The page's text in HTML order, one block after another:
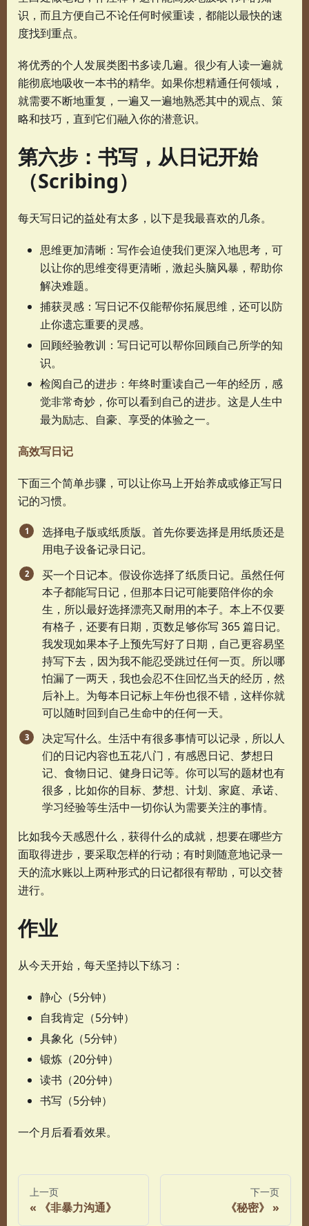
识，而且方便自己不论任何时候重读，都能以最快的速
度找到重点。
将优秀的个人发展类图书多读几遍。很少有人读一遍就
能彻底地吸收一本书的精华。如果你想精通任何领域，
就需要不断地重复，一遍又一遍地熟悉其中的观点、策
略和技巧，直到它们融入你的潜意识。
第六步：书写，从日记开始
（Scribing）
每天写日记的益处有太多，以下是我最喜欢的几条。
思维更加清晰：写作会迫使我们更深入地思考，可
以让你的思维变得更清晰，激起头脑风暴，帮助你
解决难题。
捕获灵感：写日记不仅能帮你拓展思维，还可以防
止你遗忘重要的灵感。
回顾经验教训：写日记可以帮你回顾自己所学的知
识。
检阅自己的进步：年终时重读自己一年的经历，感
觉非常奇妙，你可以看到自己的进步。这是人生中
最为励志、自豪、享受的体验之一。
高效写日记
下面三个简单步骤，可以让你马上开始养成或修正写日
记的习惯。
选择电子版或纸质版。首先你要选择是用纸质还是
用电子设备记录日记。
买一个日记本。假设你选择了纸质日记。虽然任何
本子都能写日记，但那本日记可能要陪伴你的余
生，所以最好选择漂亮又耐用的本子。本上不仅要
有格子，还要有日期，页数足够你写 365 篇日记。
我发现如果本子上预先写好了日期，自己更容易坚
持写下去，因为我不能忍受跳过任何一页。所以哪
怕漏了一两天，我也会忍不住回忆当天的经历，然
后补上。为每本日记标上年份也很不错，这样你就
可以随时回到自己生命中的任何一天。
决定写什么。生活中有很多事情可以记录，所以人
们的日记内容也五花八门，有感恩日记、梦想日
记、食物日记、健身日记等。你可以写的题材也有
很多，比如你的目标、梦想、计划、家庭、承诺、
学习经验等生活中一切你认为需要关注的事情。
比如我今天感恩什么，获得什么的成就，想要在哪些方
面取得进步，要采取怎样的行动；有时则随意地记录一
天的流水账以上两种形式的日记都很有帮助，可以交替
进行。
作业
从今天开始，每天坚持以下练习：
静心（5分钟）
自我肯定（5分钟）
具象化（5分钟）
锻炼（20分钟）
读书（20分钟）
书写（5分钟）
一个月后看看效果。
上一页
《非暴力沟通》
下一页
《秘密》